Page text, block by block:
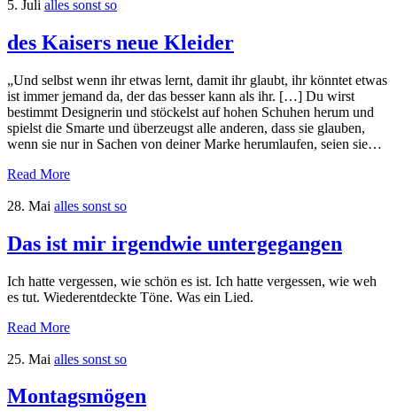
5. Juli alles sonst so
des Kaisers neue Kleider
„Und selbst wenn ihr etwas lernt, damit ihr glaubt, ihr könntet etwas
ist immer jemand da, der das besser kann als ihr. […] Du wirst
bestimmt Designerin und stöckelst auf hohen Schuhen herum und
spielst die Smarte und überzeugst alle anderen, dass sie glauben,
wenn sie nur in Sachen von deiner Marke herumlaufen, seien sie…
Read More
28. Mai alles sonst so
Das ist mir irgendwie untergegangen
Ich hatte vergessen, wie schön es ist. Ich hatte vergessen, wie weh
es tut. Wiederentdeckte Töne. Was ein Lied.
Read More
25. Mai alles sonst so
Montagsmögen